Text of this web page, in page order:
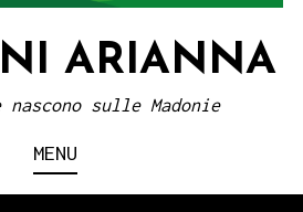
ARIANNA
sulle Madonie
MENU